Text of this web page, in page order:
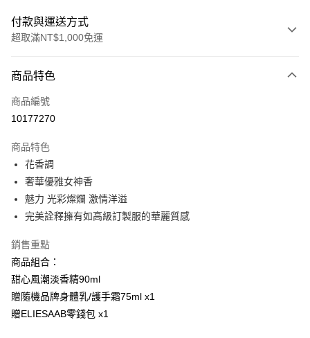
付款與運送方式
超取滿NT$1,000免運
信用卡一次付款
ATM付款
運送方式
付款後全家取貨
每筆NT$80，滿NT$1,000(含以上)免運費
付款後萊爾富取貨
付款後7-11取貨
每筆NT$80，滿NT$1,000(含以上)免運費
宅配(全站)
每筆NT$80，滿NT$1,000(含以上)免運費
商品特色
商品編號
10177270
商品特色
花香調
奢華優雅女神香
魅力 光彩燦爛 激情洋溢
完美詮釋擁有如高級訂製服的華麗質感
銷售重點
商品組合：
甜心風潮淡香精90ml
贈隨機品牌身體乳/護手霜75ml x1
贈ELIESAAB零錢包 x1